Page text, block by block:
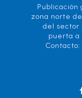
zona norte
del sector
puerta a
Contacto: